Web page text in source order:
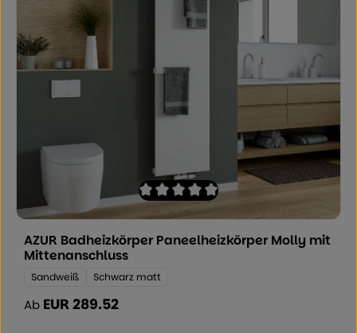
Durchschnittliche Bewertung von 0
AZUR Badheizkörper Paneelheizkörper Molly mit
Mittenanschluss
Farbe:
Sandweiß Schwarz matt
Regulärer Preis:
Ab EUR 289.52